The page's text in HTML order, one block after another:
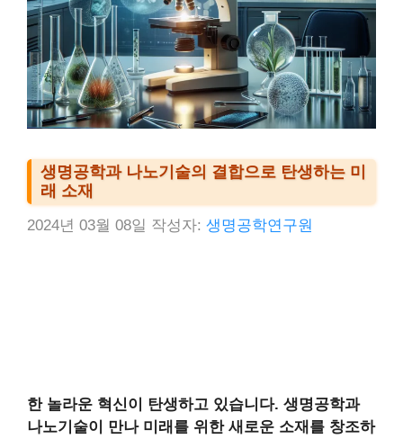
생명공학과 나노기술의 결합으로 탄생하는 미
래 소재
2024년 03월 08일 작성자: 생명공학연구원
한 놀라운 혁신이 탄생하고 있습니다. 생명공학과
나노기술이 만나 미래를 위한 새로운 소재를 창조하